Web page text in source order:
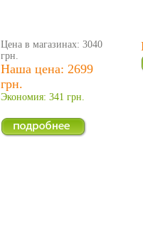
Цена в магазинах: 3040
грн.
Наша цена: 2699
грн.
Экономия: 341 грн.